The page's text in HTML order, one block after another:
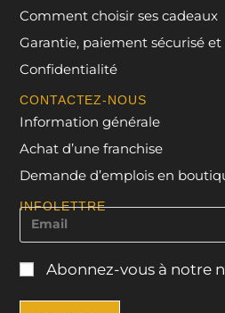
Comment choisir ses cadeaux
Garantie, paiement sécurisé
Confidentialité
CONTACTEZ-NOUS
Information générale
Achat d’une franchise
Demande d’emplois en
INFOLETTRE
Abonnez-vous à notre